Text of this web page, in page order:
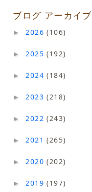
ブログ アーカイブ
► 2026(106)
► 2025(192)
► 2024(184)
► 2023(218)
► 2022(243)
► 2021(265)
► 2020(202)
► 2019(197)